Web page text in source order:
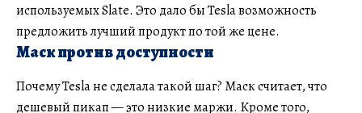
используемых Slate. Это дало бы Tesla возможность
предложить лучший продукт по той же цене.
Маск против доступности
Почему Tesla не сделала такой шаг? Маск считает, что
дешевый пикап — это низкие маржи. Кроме того,